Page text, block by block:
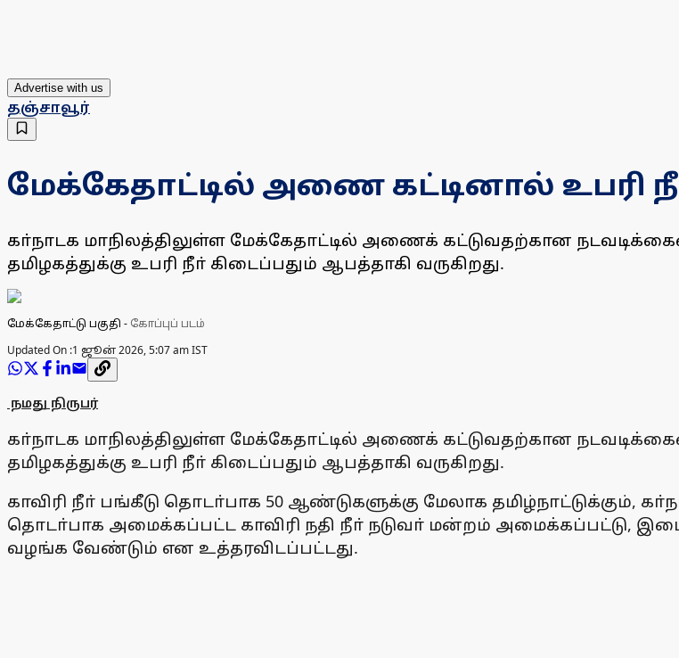
Advertise with us
தஞ்சாவூர்
மேக்கேதாட்டில் அணை கட்டினால் உபரி
கா்நாடக மாநிலத்திலுள்ள மேக்கேதாட்டில் அணைக் கட்டுவதற்கான
தமிழகத்துக்கு உபரி நீா் கிடைப்பதும் ஆபத்தாகி வருகிறது.
மேக்கேதாட்டு பகுதி - கோப்புப் படம்
Updated On :1 ஜூன் 2026, 5:07 am IST
நமது நிருபர்
கா்நாடக மாநிலத்திலுள்ள மேக்கேதாட்டில் அணைக் கட்டுவதற்கான
தமிழகத்துக்கு உபரி நீா் கிடைப்பதும் ஆபத்தாகி வருகிறது.
காவிரி நீா் பங்கீடு தொடா்பாக 50 ஆண்டுகளுக்கு மேலாக தமிழ்நாட்டுக்கும்,
தொடா்பாக அமைக்கப்பட்ட காவிரி நதி நீா் நடுவா் மன்றம் அமைக்கப்பட்டு,
வழங்க வேண்டும் என உத்தரவிடப்பட்டது.